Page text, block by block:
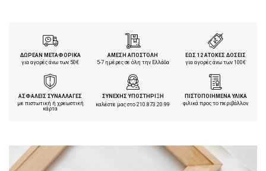
ΔΩΡΕΑΝ ΜΕΤΑΦΟΡΙΚΑ
για αγορές άνω των 50€
ΑΜΕΣΗ ΑΠΟΣΤΟΛΗ
5-7 ημέρες σε όλη την Ελλάδα
ΕΩΣ 12 ΑΤΟΚΕΣ ΔΟΣΕΙΣ
για αγορές άνω των 100€
ΑΣΦΑΛΕΙΣ ΣΥΝΑΛΛΑΓΕΣ
με πιστωτική ή χρεωστική
κάρτα
ΣΥΝΕΧΗΣ ΥΠΟΣΤΗΡΙΞΗ
καλέστε μας στο210.873.20.99
ΠΙΣΤΟΠΟΙΗΜΕΝΑ ΥΛΙΚΑ
φιλικά προς το περιβάλλον